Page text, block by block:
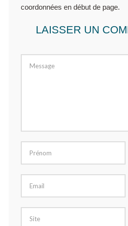
coordonnées en début de page.
LAISSER UN